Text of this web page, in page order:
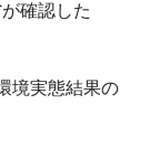
確認した
境実態結果の